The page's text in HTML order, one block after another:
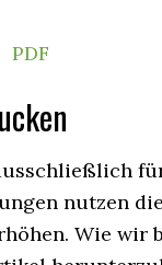
PDF
nutzen
Wie wir